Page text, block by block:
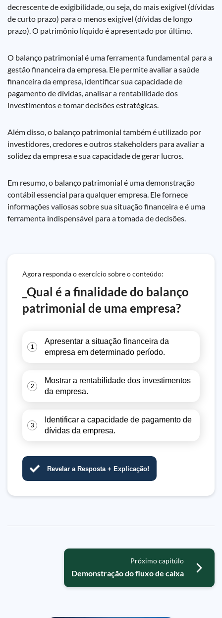
decrescente de exigibilidade, ou seja, do mais exigível (dívidas
de curto prazo) para o menos exigível (dívidas de longo
prazo). O patrimônio líquido é apresentado por último.
O balanço patrimonial é uma ferramenta fundamental para a
gestão financeira da empresa. Ele permite avaliar a saúde
financeira da empresa, identificar sua capacidade de
pagamento de dívidas, analisar a rentabilidade dos
investimentos e tomar decisões estratégicas.
Além disso, o balanço patrimonial também é utilizado por
investidores, credores e outros stakeholders para avaliar a
solidez da empresa e sua capacidade de gerar lucros.
Em resumo, o balanço patrimonial é uma demonstração
contábil essencial para qualquer empresa. Ele fornece
informações valiosas sobre sua situação financeira e é uma
ferramenta indispensável para a tomada de decisões.
Agora responda o exercício sobre o conteúdo:
_Qual é a finalidade do balanço
patrimonial de uma empresa?
1
Apresentar a situação financeira da
empresa em determinado período.
2
Mostrar a rentabilidade dos investimentos
da empresa.
3
Identificar a capacidade de pagamento de
dívidas da empresa.
Revelar a Resposta + Explicação!
Próximo capitúlo
Demonstração do fluxo de caixa